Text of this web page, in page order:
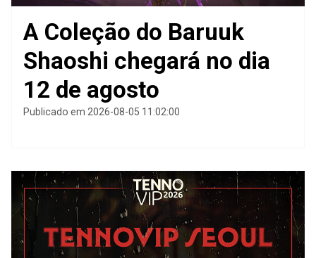
A Coleção do Baruuk
Shaoshi chegará no dia
12 de agosto
Publicado em 2026-08-05 11:02:00